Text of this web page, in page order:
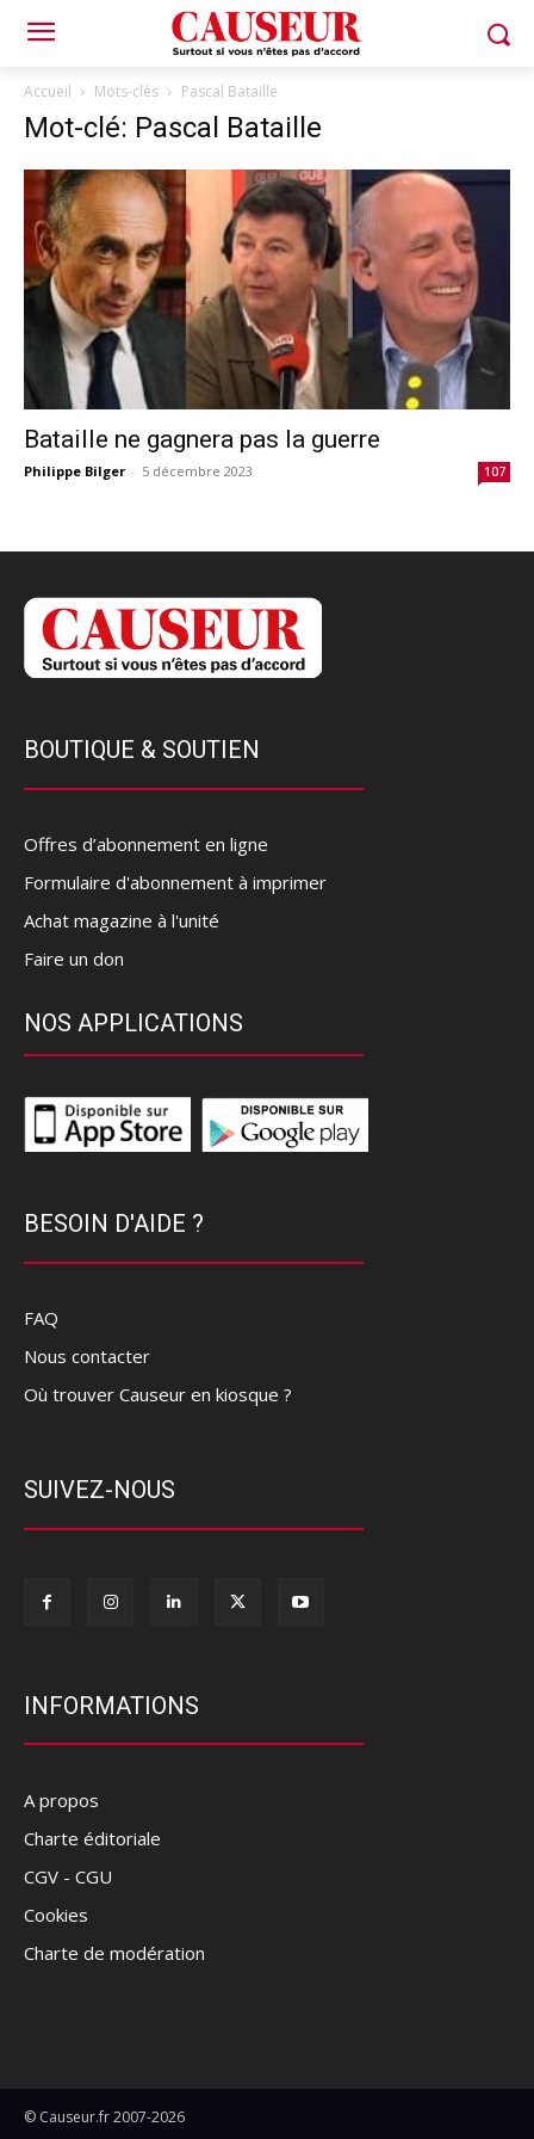
Accueil Mots-clés Pascal Bataille
Mot-clé: Pascal Bataille
Bataille ne gagnera pas la guerre
Philippe Bilger - 5 décembre 2023 107
BOUTIQUE & SOUTIEN
Offres d’abonnement en ligne
Formulaire d'abonnement à imprimer
Achat magazine à l'unité
Faire un don
NOS APPLICATIONS
BESOIN D'AIDE ?
FAQ
Nous contacter
Où trouver Causeur en kiosque ?
SUIVEZ-NOUS
INFORMATIONS
A propos
Charte éditoriale
CGV - CGU
Cookies
Charte de modération
© Causeur.fr 2007-2026